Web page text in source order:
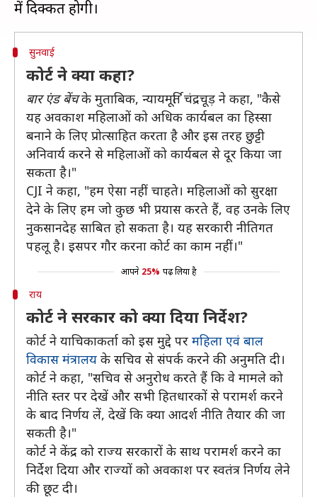
सुनवाई
कोर्ट ने क्या कहा?
बार एंड बेंचके मुताबिक, न्यायमूर्ति चंद्रचूड़ ने कहा, "कैसे
यह अवकाश महिलाओं को अधिक कार्यबल का हिस्सा
बनाने के लिए प्रोत्साहित करता है और इस तरह छुट्टी
अनिवार्य करने से महिलाओं को कार्यबल से दूर किया जा
सकता है।"
CJI ने कहा, "हम ऐसा नहीं चाहते। महिलाओं को सुरक्षा
देने के लिए हम जो कुछ भी प्रयास करते हैं, वह उनके लिए
नुकसानदेह साबित हो सकता है। यह सरकारी नीतिगत
पहलू है। इसपर गौर करना कोर्ट का काम नहीं।"
आपने 25% पढ़ लिया है
राय
कोर्ट ने सरकार को क्या दिया निर्देश?
कोर्ट ने याचिकाकर्ता को इस मुद्दे पर महिला एवं बाल
विकास मंत्रालय के सचिव से संपर्क करने की अनुमति दी।
कोर्ट ने कहा, "सचिव से अनुरोध करते हैं कि वे मामले को
नीति स्तर पर देखें और सभी हितधारकों से परामर्श करने
के बाद निर्णय लें, देखें कि क्या आदर्श नीति तैयार की जा
सकती है।"
कोर्ट ने केंद्र को राज्य सरकारों के साथ परामर्श करने का
निर्देश दिया और राज्यों को अवकाश पर स्वतंत्र निर्णय लेने
की छूट दी।